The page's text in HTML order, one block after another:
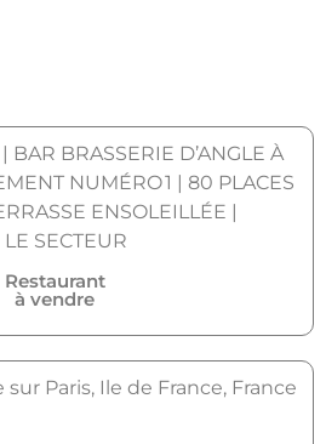
Restaurant
à vendre